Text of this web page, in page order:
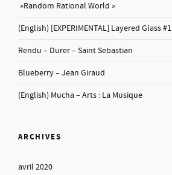
»Random Rational World »
(English) [EXPERIMENTAL] Layered Glass #1
Rendu – Durer – Saint Sebastian
Blueberry – Jean Giraud
(English) Mucha – Arts : La Musique
ARCHIVES
avril 2020